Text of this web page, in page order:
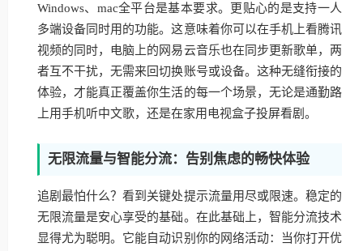
Windows、mac全平台是基本要求。更贴心的是支持一人
多端设备同时用的功能。这意味着你可以在手机上看腾讯
视频的同时，电脑上的网易云音乐也在同步更新歌单，两
者互不干扰，无需来回切换账号或设备。这种无缝衔接的
体验，才能真正覆盖你生活的每一个场景，无论是通勤路
上用手机听中文歌，还是在家用电视盒子投屏看剧。
无限流量与智能分流：告别焦虑的畅快体验
追剧最怕什么？看到关键处提示流量用尽或限速。稳定的
无限流量是安心享受的基础。在此基础上，智能分流技术
显得尤为聪明。它能自动识别你的网络活动：当你打开优